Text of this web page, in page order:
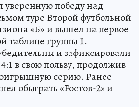
победу над
туре Второй футбольной
«Б» и вышел на первое
таблице группы 1.
и зафиксировали
в свою пользу, продолжив
серию. Ранее
обыграть «Ростов-2» и